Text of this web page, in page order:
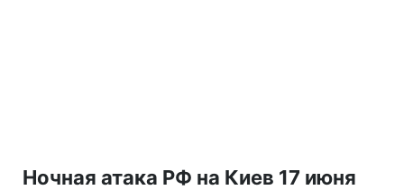
Ночная атака РФ на Киев 17 июня